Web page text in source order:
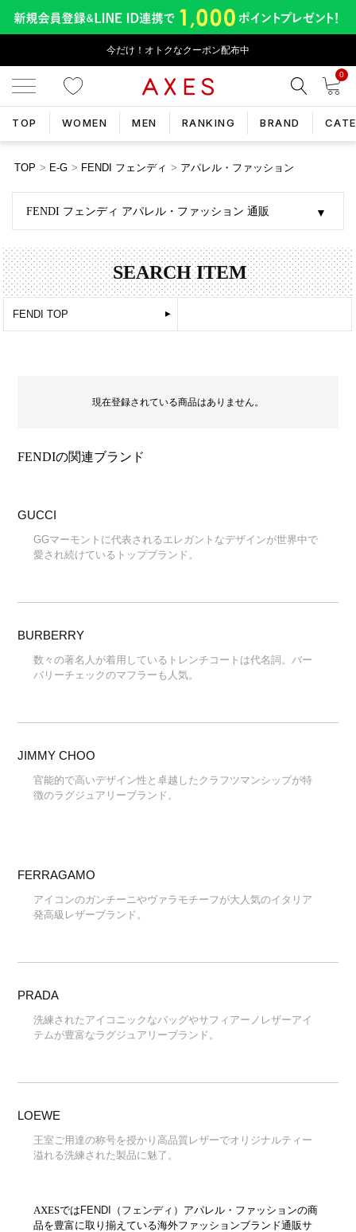
今だけ！オトクなクーポン配布中
0
TOP WOMEN MEN RANKING BRAND
TOP E-G FENDI フェンディ アパレル・ファッション
FENDI フェンディ アパレル・ファッション 通販
SEARCH ITEM
FENDI TOP
現在登録されている商品はありません。
FENDIの関連ブランド
GUCCI
GGマーモントに代表されるエレガントなデザインが世界中で
愛され続けているトップブランド。
BURBERRY
数々の著名人が着用しているトレンチコートは代名詞。バー
バリーチェックのマフラーも人気。
JIMMY CHOO
官能的で高いデザイン性と卓越したクラフツマンシップが特
徴のラグジュアリーブランド。
FERRAGAMO
アイコンのガンチーニやヴァラモチーフが大人気のイタリア
発高級レザーブランド。
PRADA
洗練されたアイコニックなバッグやサフィアーノレザーアイ
テムが豊富なラグジュアリーブランド。
LOEWE
王室ご用達の称号を授かり高品質レザーでオリジナルティー
溢れる洗練された製品に魅了。
AXESでは FENDI（フェンディ） アパレル・ファッションの商
品を豊富に取り揃えている海外ファッションブランド通販サ